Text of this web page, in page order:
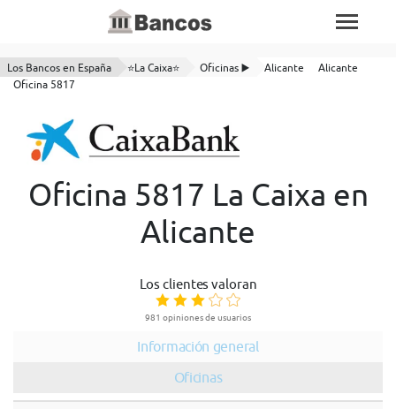
Los Bancos en España ⭐La Caixa⭐ Oficinas ▶️ Alicante
Alicante
Oficina 5817
Oficina 5817 La Caixa en
Alicante
Los clientes valoran
981 opiniones de usuarios
Información general
Oficinas